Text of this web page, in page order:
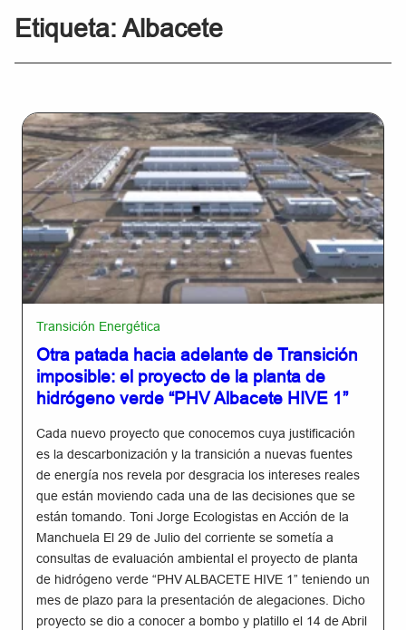
Etiqueta: Albacete
Transición Energética
Otra patada hacia adelante de Transición
imposible: el proyecto de la planta de
hidrógeno verde “PHV Albacete HIVE 1”
Cada nuevo proyecto que conocemos cuya justificación
es la descarbonización y la transición a nuevas fuentes
de energía nos revela por desgracia los intereses reales
que están moviendo cada una de las decisiones que se
están tomando. Toni Jorge Ecologistas en Acción de la
Manchuela El 29 de Julio del corriente se sometía a
consultas de evaluación ambiental el proyecto de planta
de hidrógeno verde “PHV ALBACETE HIVE 1” teniendo un
mes de plazo para la presentación de alegaciones. Dicho
proyecto se dio a conocer a bombo y platillo el 14 de Abril